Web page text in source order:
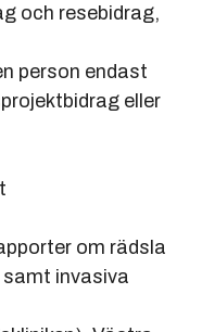
och resebidrag,
endast
eller
om rädsla
invasiva